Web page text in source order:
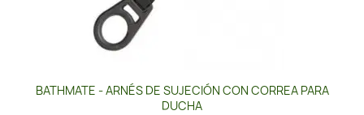
BATHMATE - ARNÉS DE SUJECIÓN CON CORREA PARA
DUCHA